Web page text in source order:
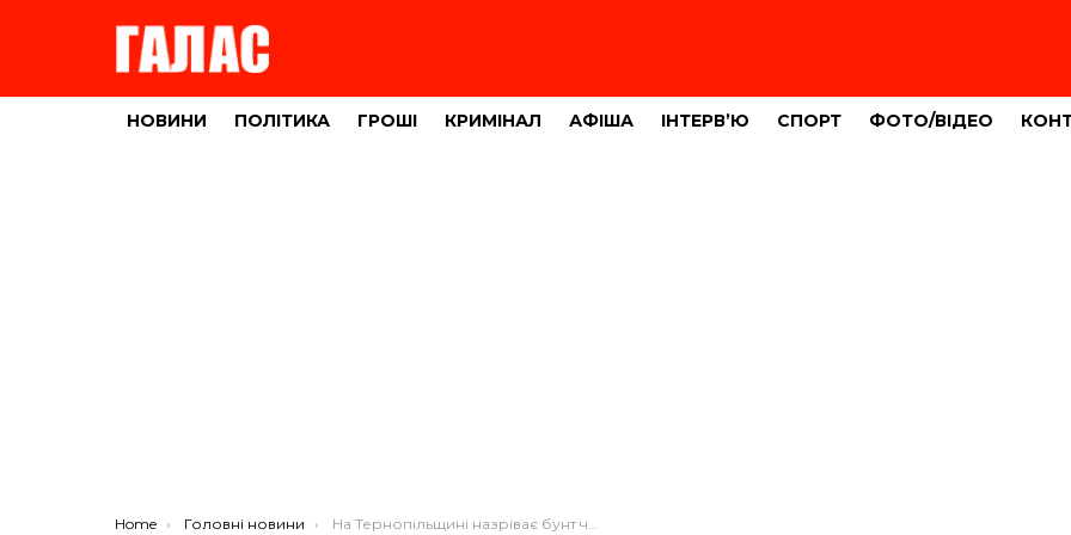
НОВИНИ ПОЛІТИКА ГРОШІ КРИМІНАЛ АФІША ІНТЕРВ’Ю СПОРТ ФОТО/ВІДЕО
You are here:
Home Головні новини На Тернопільщині назріває бунт через зачинені дитсадки і школи: люди планують палити шини